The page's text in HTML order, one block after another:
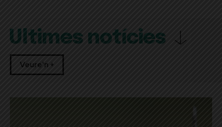
Últimes notícies
Veure'n +